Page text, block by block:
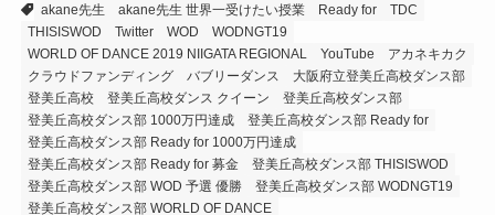
akane先生
akane先生 世界一受けたい授業 Ready for
TDC
THISISWOD
Twitter WOD
WODNGT19
WORLD OF DANCE 2019 NIIGATA REGIONAL
YouTube
アカネキカク
クラウドファンディング
バブリーダンス
大阪府立登美丘高校ダンス部
登美丘高校
登美丘高校ダンス クイーン
登美丘高校ダンス部
登美丘高校ダンス部 1000万円達成
登美丘高校ダンス部 Ready for
登美丘高校ダンス部 Ready for 1000万円達成
登美丘高校ダンス部 Ready for 募金
登美丘高校ダンス部 THISISWOD
登美丘高校ダンス部 WOD 予選 優勝
登美丘高校ダンス部 WODNGT19
登美丘高校ダンス部 WORLD OF DANCE